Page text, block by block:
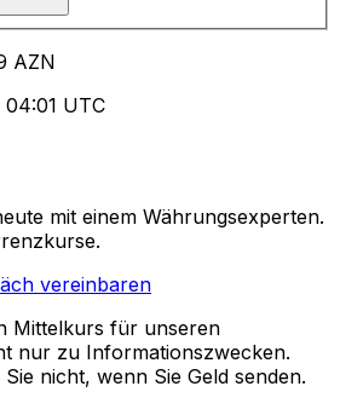
AZN
UTC
mit einem Währungsexperten.
vereinbaren
Mittelkurs für unseren
nur zu Informationszwecken.
nicht, wenn Sie Geld senden.